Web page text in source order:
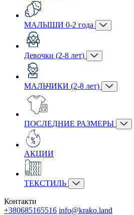
МАЛЫШИ 0-2 года
Девочки (2-8 лет)
МАЛЬЧИКИ (2-8 лет)
ПОСЛЕДНИЕ РАЗМЕРЫ
АКЦИИ
ТЕКСТИЛЬ
Контакти
+380685165516 info@krako.land